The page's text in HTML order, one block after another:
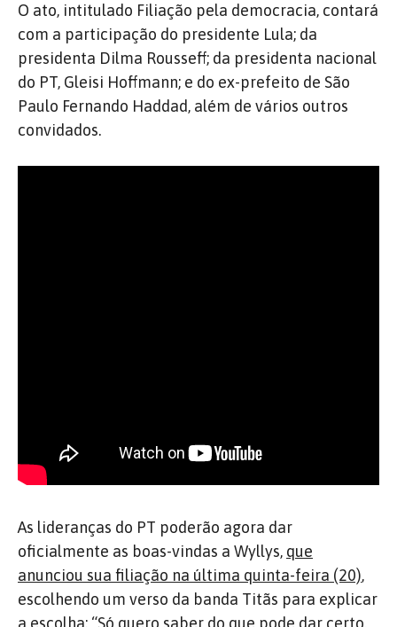
O ato, intitulado Filiação pela democracia, contará
com a participação do presidente Lula; da
presidenta Dilma Rousseff; da presidenta nacional
do PT, Gleisi Hoffmann; e do ex-prefeito de São
Paulo Fernando Haddad, além de vários outros
convidados.
As lideranças do PT poderão agora dar
oficialmente as boas-vindas a Wyllys, que
anunciou sua filiação na última quinta-feira (20),
escolhendo um verso da banda Titãs para explicar
a escolha: “Só quero saber do que pode dar certo,